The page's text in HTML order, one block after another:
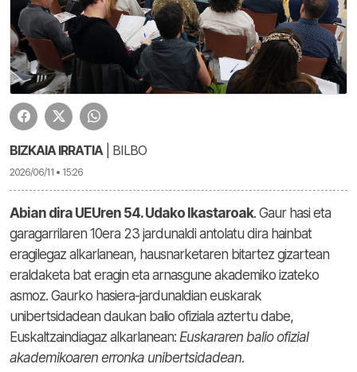
BIZKAIA IRRATIA | BILBO
2026/06/11 • 15:26
Abian dira UEUren 54. Udako Ikastaroak. Gaur hasi eta
garagarrilaren 10era 23 jardunaldi antolatu dira hainbat
eragilegaz alkarlanean, hausnarketaren bitartez gizartean
eraldaketa bat eragin eta arnasgune akademiko izateko
asmoz. Gaurko hasiera-jardunaldian euskarak
unibertsidadean daukan balio ofiziala aztertu dabe,
Euskaltzaindiagaz alkarlanean: Euskararen balio ofizial
akademikoaren erronka unibertsidadean.